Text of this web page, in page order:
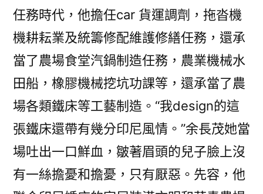
任務時代，他擔任car 貨運調劑，拖沓機
機耕耘業及統籌修配維護修繕任務，還承
當了農場食堂汽鍋制造任務，農業機械水
田船，橡膠機械挖坑功課等，還承當了農
場各類鐵床等工藝制造。“我design的這
張鐵床還帶有幾分印尼風情。”余長茂她當
場吐出一口鮮血，皺著眉頭的兒子臉上沒
有一絲擔憂和擔憂，只有厭惡。先容，他